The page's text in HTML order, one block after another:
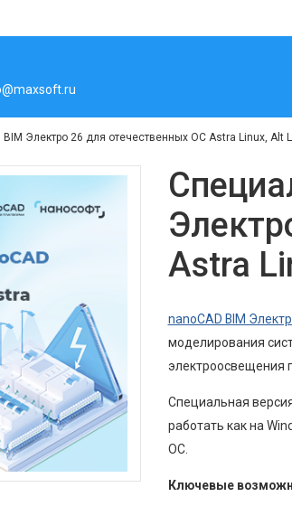
Электро 26 для отечественных ОС Astra Linux, Alt
Astra
nanoCAD BIM
моделирования
электроосвещения
Специальная
работать как на
ОС.
Ключевые